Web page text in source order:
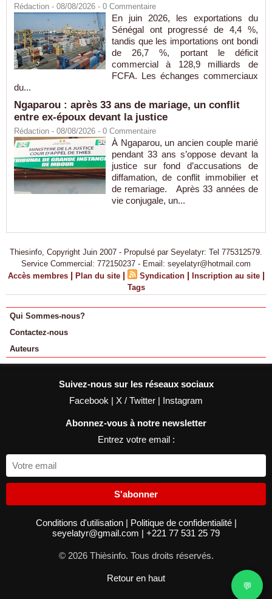
Rédaction - 08/08/2026 - 0 Commentaire
En juin 2026, les exportations du
Sénégal ont progressé de 4,4 %,
tandis que les importations ont bondi
de 26,7 %, portant le déficit
commercial à 128,9 milliards de
FCFA. Les échanges commerciaux
du...
Ngaparou : après 33 ans de mariage, un conflit
entre ex-époux devant la justice
Rédaction - 08/08/2026 - 0 Commentaire
À Ngaparou, un ancien couple marié
pendant 33 ans s’oppose devant la
justice sur fond d’accusations de
diffamation, de conflit immobilier et
de remariage. Après 33 années de
vie conjugale, un...
Thiesinfo, Copyright Juin 2007 - Propulsé par Seyelatyr: Tel 775312579.
Service Commercial: 772150237 - Email: seyelatyr@hotmail.com
Accès membres | Plan du site | Syndication | Inscription au site |
Tags
Qui Sommes-nous?
Contactez-nous
Auteurs
Suivez-nous sur les réseaux sociaux
Facebook | X / Twitter | Instagram
Abonnez-vous à notre newsletter
Entrez votre email :
S'abonner
Conditions d'utilisation | Politique de confidentialité |
seyelatyr@gmail.com | +221 77 531 25 79
© 2026 Thièsinfo. Tous droits réservés.
Retour en haut
💬